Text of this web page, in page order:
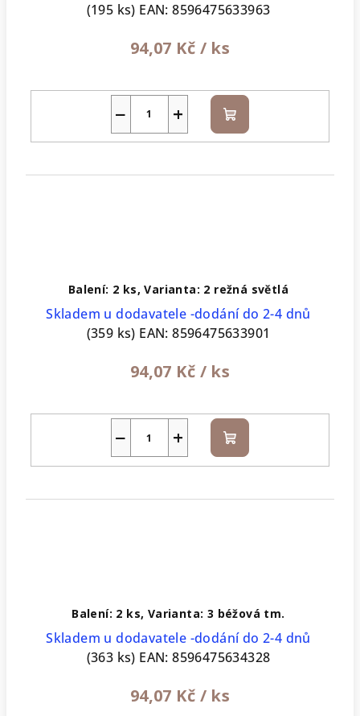
(195 ks) EAN: 8596475633963
94,07 Kč / ks
+
− Do
košíku
Balení: 2 ks, Varianta: 2 režná světlá
Skladem u dodavatele -dodání do 2-4 dnů
(359 ks) EAN: 8596475633901
94,07 Kč / ks
+
− Do
košíku
Balení: 2 ks, Varianta: 3 béžová tm.
Skladem u dodavatele -dodání do 2-4 dnů
(363 ks) EAN: 8596475634328
94,07 Kč / ks